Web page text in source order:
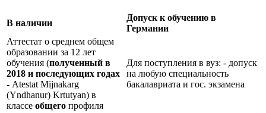
В наличии
Допуск к обучению в
Германии
Аттестат о среднем общем
образовании за 12 лет
обучения (полученный в
2018 и последующих годах
- Atestat Mijnakarg
(Yndhanur) Krtutyan) в
классе общего профиля
Для поступления в вуз: - допуск
на любую специальность
бакалавриата и гос. экзамена